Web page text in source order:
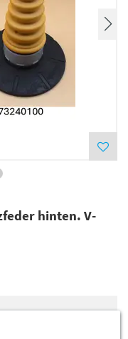
hinten. V-
69,35 €